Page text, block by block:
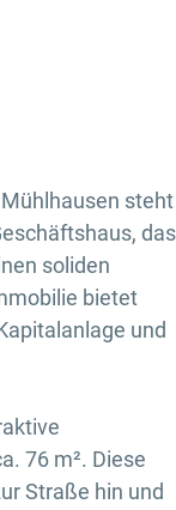
steht
das
soliden
bietet
und
76 m². Diese
Straße hin und